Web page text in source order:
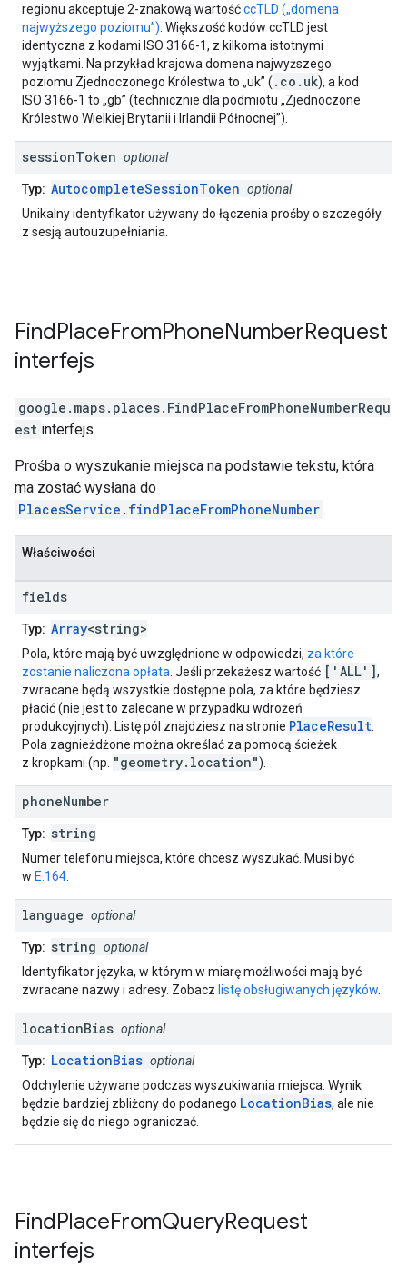
regionu akceptuje 2-znakową wartośćccTLD („domena
najwyższego poziomu”). Większość kodów ccTLD jest
identyczna z kodami ISO 3166-1, z kilkoma istotnymi
wyjątkami. Na przykład krajowa domena najwyższego
poziomu Zjednoczonego Królestwa to „uk” ( .co.uk), a kod
ISO 3166-1 to „gb” (technicznie dla podmiotu „Zjednoczone
Królestwo Wielkiej Brytanii i Irlandii Północnej”).
sessionToken optional
Typ: AutocompleteSessionToken optional
Unikalny identyfikator używany do łączenia prośby o szczegóły
z sesją autouzupełniania.
FindPlaceFromPhoneNumberRequest
interfejs
google.maps.places. FindPlaceFromPhoneNumberRequ
est interfejs
Prośba o wyszukanie miejsca na podstawie tekstu, która
ma zostać wysłana do
PlacesService.findPlaceFromPhoneNumber .
Właściwości
fields
Typ: Array<string>
Pola, które mają być uwzględnione w odpowiedzi, za które
zostanie naliczona opłata. Jeśli przekażesz wartość ['ALL'] ,
zwracane będą wszystkie dostępne pola, za które będziesz
płacić (nie jest to zalecane w przypadku wdrożeń
produkcyjnych). Listę pól znajdziesz na stronie PlaceResult.
Pola zagnieżdżone można określać za pomocą ścieżek
z kropkami (np. "geometry.location").
phoneNumber
Typ: string
Numer telefonu miejsca, które chcesz wyszukać. Musi być
w E.164.
language optional
Typ: string optional
Identyfikator języka, w którym w miarę możliwości mają być
zwracane nazwy i adresy. Zobacz listę obsługiwanych języków.
locationBias optional
Typ: LocationBias optional
Odchylenie używane podczas wyszukiwania miejsca. Wynik
będzie bardziej zbliżony do podanego LocationBias, ale nie
będzie się do niego ograniczać.
FindPlaceFromQueryRequest
interfejs